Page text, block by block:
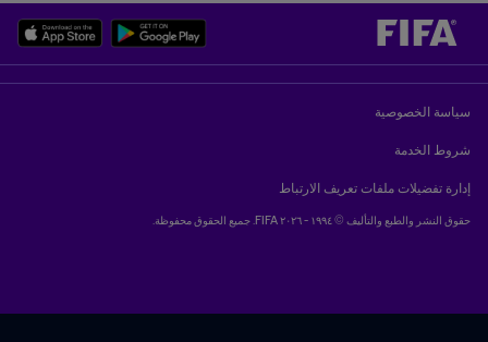
سياسة الخصوصية
شروط الخدمة
إدارة تفضيلات ملفات تعريف الارتباط
حقوق النشر والطبع والتأليف © ١٩٩٤ - ٢٠٢٦ FIFA. جميع الحقوق محفوظة.